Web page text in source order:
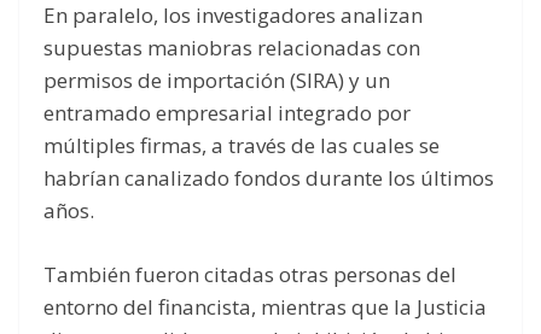
En paralelo, los investigadores analizan
supuestas maniobras relacionadas con
permisos de importación (SIRA) y un
entramado empresarial integrado por
múltiples firmas, a través de las cuales se
habrían canalizado fondos durante los últimos
años.
También fueron citadas otras personas del
entorno del financista, mientras que la Justicia